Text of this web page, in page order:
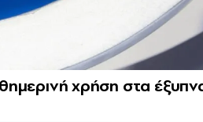
χρήση στα